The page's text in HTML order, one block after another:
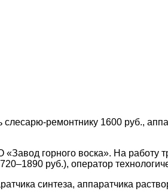
слесарю-ремонтнику 1600 руб.,
горного воска». На работу
руб.), оператор
синтеза, аппаратчика